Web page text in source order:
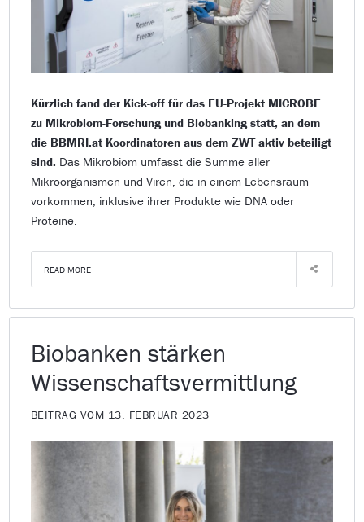
Kürzlich fand der Kick-off für das EU-Projekt MICROBE
zu Mikrobiom-Forschung und Biobanking statt, an dem
die BBMRI.at Koordinatoren aus dem ZWT aktiv beteiligt
sind. Das Mikrobiom umfasst die Summe aller
Mikroorganismen und Viren, die in einem Lebensraum
vorkommen, inklusive ihrer Produkte wie DNA oder
Proteine.
READ MORE
Biobanken stärken
Wissenschaftsvermittlung
BEITRAG VOM 13. FEBRUAR 2023